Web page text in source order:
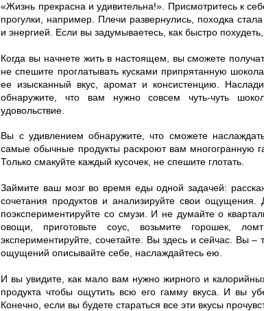
«Жизнь прекрасна и удивительна!». Присмотритесь к
прогулки, например. Плечи развернулись, походка
и энергией. Если вы задумываетесь, как быстро
Когда вы начнете жить в настоящем, вы сможете
не спешите проглатывать кусками припрятанную
ее изысканный вкус, аромат и консистенцию.
обнаружите, что вам нужно совсем чуть-чуть
удовольствие.
Вы с удивлением обнаружите, что сможете
самые обычные продукты раскроют вам многогранную
Только смакуйте каждый кусочек, не спешите глотать.
Займите ваш мозг во время еды одной задачей:
сочетания продуктов и анализируйте свои ощущения.
поэкспериментируйте со смузи. И не думайте о
овощи, приготовьте соус, возьмите горошек,
экспериментируйте, сочетайте. Вы здесь и сейчас. Вы
ощущений описывайте себе, наслаждайтесь ею.
И вы увидите, как мало вам нужно жирного и
продукта чтобы ощутить всю его гамму вкуса. И вы
Конечно, если вы будете стараться все эти вкусы